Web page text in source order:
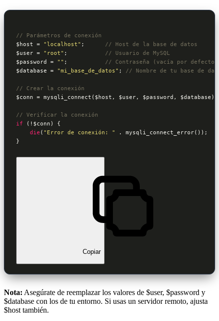
// Parámetros de conexión
$host = "localhost" ; // Host de la base de datos
$user = "root" ; // Usuario de MySQL
$password
= "" ; // Contraseña (vacía por defecto
$database = "mi_base_de_datos" ; // Nombre de tu base de
// Crear la conexión
$conn = mysqli_connect( $host , $user, $password , $database );
// Verificar la conexión
if (! $conn ) {
die ( "Error de conexión: "
. mysqli_connect_error());
}
Copiar
Nota: Asegúrate de reemplazar los valores de $user, $password y
$database con los de tu entorno. Si usas un servidor remoto, ajusta
$host también.